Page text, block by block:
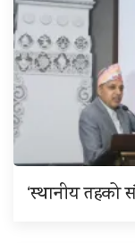
‘स्थानीय तहको